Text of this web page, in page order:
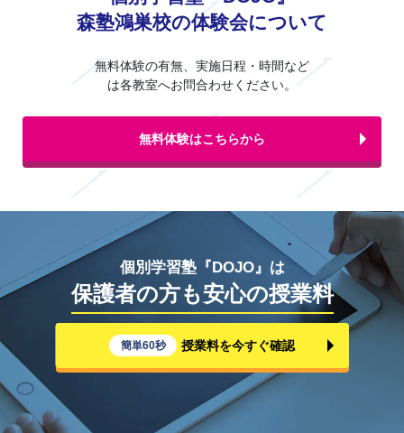
森塾鴻巣校の体験会について
無料体験の有無、実施日程・時間など
は各教室へお問合わせください。
無料体験はこちらから
個別学習塾『DOJO』は
保護者の方も安心の授業料
簡単60秒 授業料を今すぐ確認